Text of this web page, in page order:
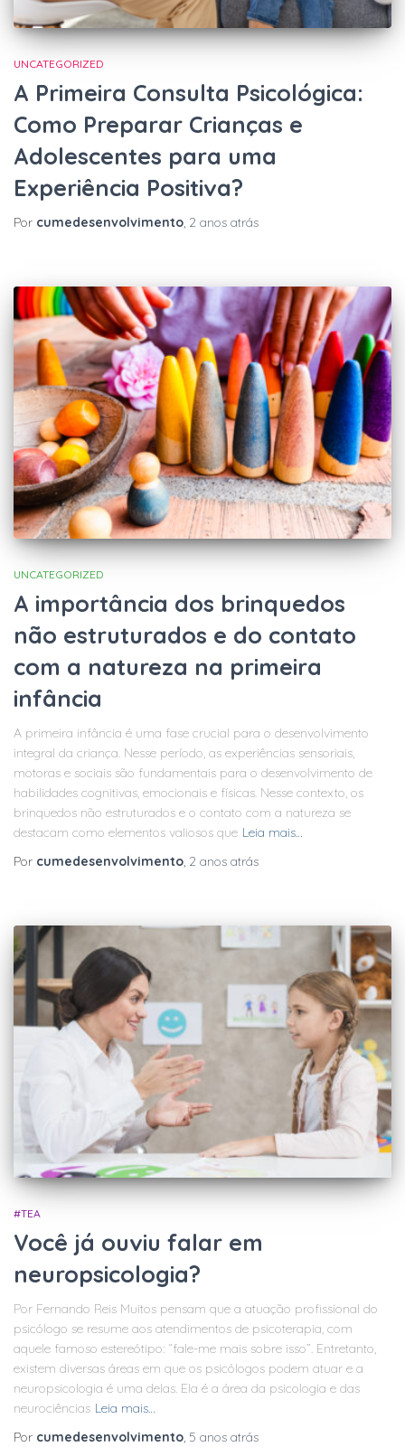
UNCATEGORIZED
A Primeira Consulta Psicológica:
Como Preparar Crianças e
Adolescentes para uma
Experiência Positiva?
Por cumedesenvolvimento, 2 anos atrás
UNCATEGORIZED
A importância dos brinquedos
não estruturados e do contato
com a natureza na primeira
infância
A primeira infância é uma fase crucial para o desenvolvimento
integral da criança. Nesse período, as experiências sensoriais,
motoras e sociais são fundamentais para o desenvolvimento de
habilidades cognitivas, emocionais e físicas. Nesse contexto, os
brinquedos não estruturados e o contato com a natureza se
destacam como elementos valiosos que Leia mais…
Por cumedesenvolvimento, 2 anos atrás
#TEA
Você já ouviu falar em
neuropsicologia?
Por Fernando Reis Muitos pensam que a atuação profissional do
psicólogo se resume aos atendimentos de psicoterapia, com
aquele famoso estereótipo: “fale-me mais sobre isso”. Entretanto,
existem diversas áreas em que os psicólogos podem atuar e a
neuropsicologia é uma delas. Ela é a área da psicologia e das
neurociências Leia mais…
Por cumedesenvolvimento 5 anos atrás